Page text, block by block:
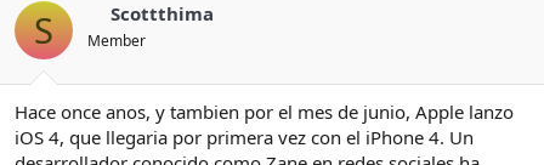
S Scottthima
Member
Hace once anos, y tambien por el mes de junio, Apple lanzo
iOS 4, que llegaria por primera vez con el iPhone 4. Un